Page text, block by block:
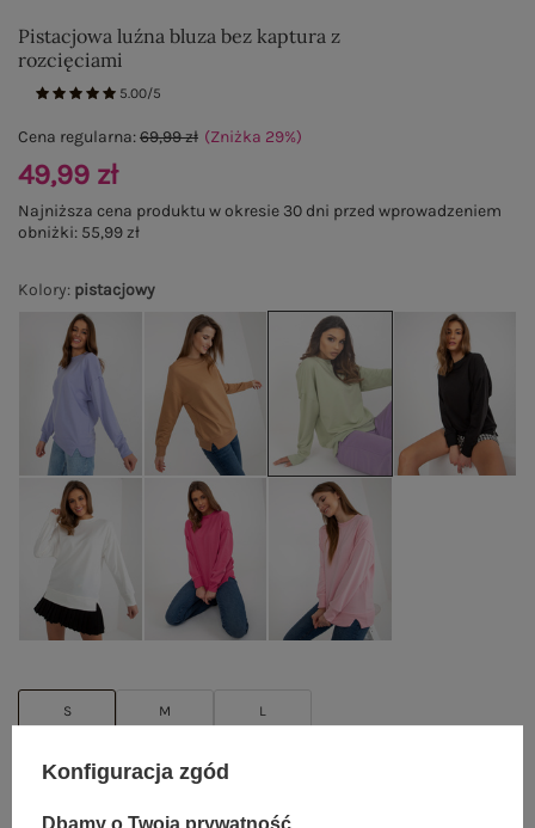
Pistacjowa luźna bluza bez kaptura z
rozcięciami
5.00/5
Kolory: pistacjowy
S M L
TABELA ROZMIARÓW
Cena regularna:69,99 zł (Zniżka 29%)
49,99 zł
Najniższa cena produktu w okresie 30 dni przed wprowadzeniem
obniżki: 55,99 zł
Konfiguracja zgód
Dbamy o Twoją prywatność